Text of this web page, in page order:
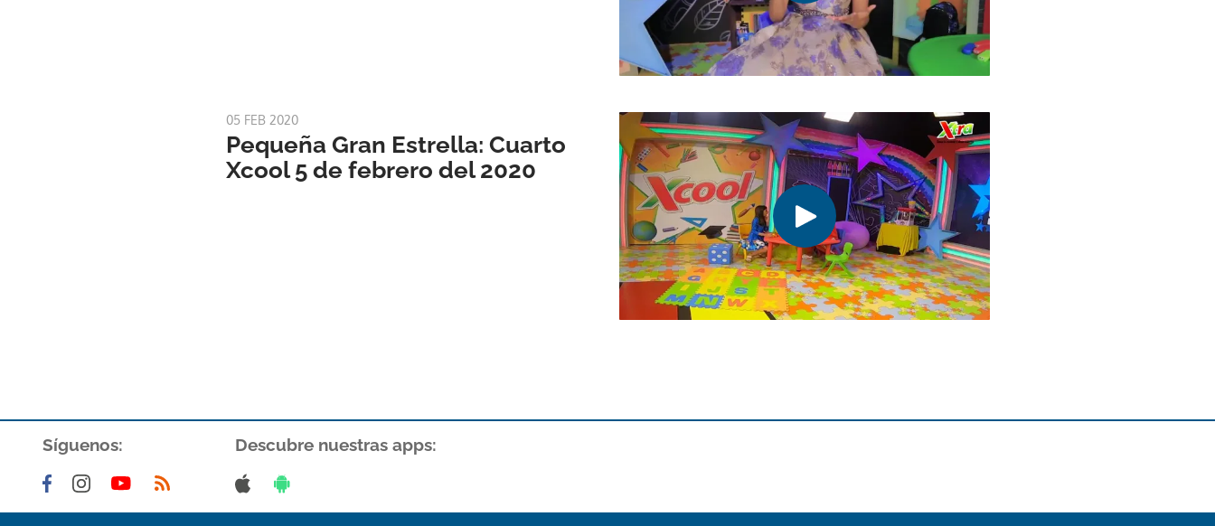
05 FEB 2020
Pequeña Gran Estrella: Cuarto
Xcool 5 de febrero del 2020
Síguenos: Descubre nuestras apps: